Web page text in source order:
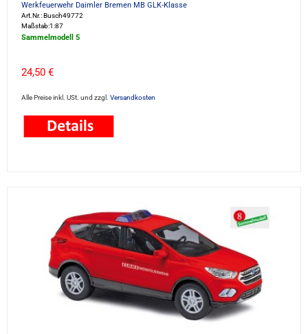
Werkfeuerwehr Daimler Bremen MB GLK-Klasse
Art.Nr.: Busch49772
Maßstab:1:87
Sammelmodell 5
24,50 €
Alle Preise inkl. USt. und zzgl. Versandkosten